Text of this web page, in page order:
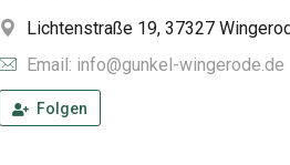
Lichtenstraße 19, 37327
Email: info@gunkel-wingerode.de
Folgen